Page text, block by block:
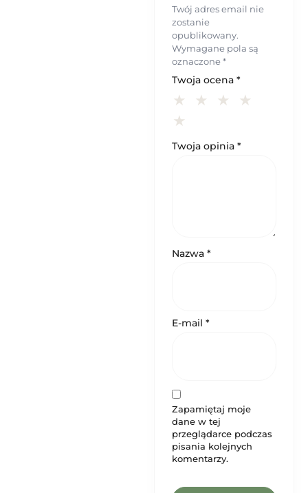
Twój adres email nie
zostanie
opublikowany.
Wymagane pola są
oznaczone*
Twoja ocena *
Twoja opinia *
Nazwa *
E-mail *
Zapamiętaj moje
dane w tej
przeglądarce podczas
pisania kolejnych
komentarzy.